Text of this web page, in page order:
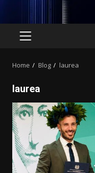
PRIMARY
Home Blog laurea
laurea